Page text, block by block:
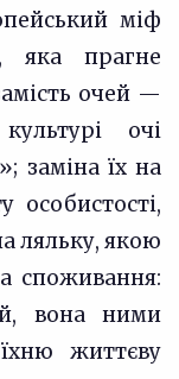
міф
яка прагне
очей —
очі
заміна їх на
особистості,
ляльку, якою
споживання:
вона ними
життєву